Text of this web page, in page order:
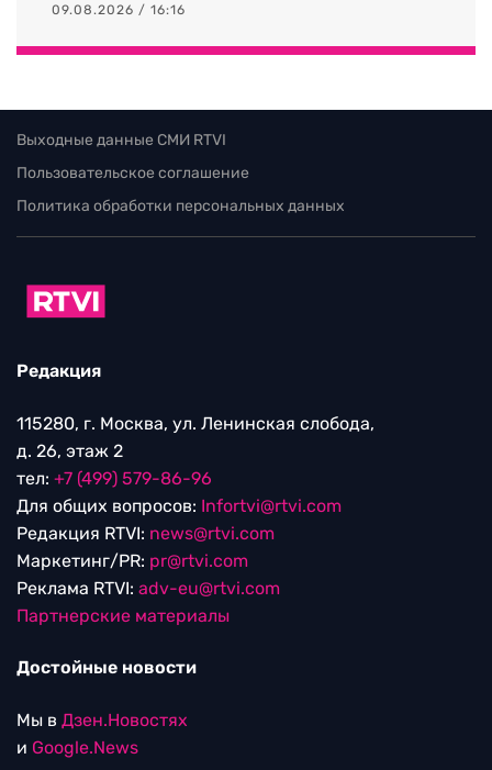
09.08.2026 / 16:16
Выходные данные СМИ RTVI
Пользовательское соглашение
Политика обработки персональных данных
Редакция
115280, г. Москва, ул. Ленинская слобода,
д. 26, этаж 2
тел: +7 (499) 579-86-96
Для общих вопросов: Infortvi@rtvi.com
Редакция RTVI: news@rtvi.com
Маркетинг/PR: pr@rtvi.com
Реклама RTVI: adv-eu@rtvi.com
Партнерские материалы
Достойные новости
Мы в Дзен.Новостях
и Google.News